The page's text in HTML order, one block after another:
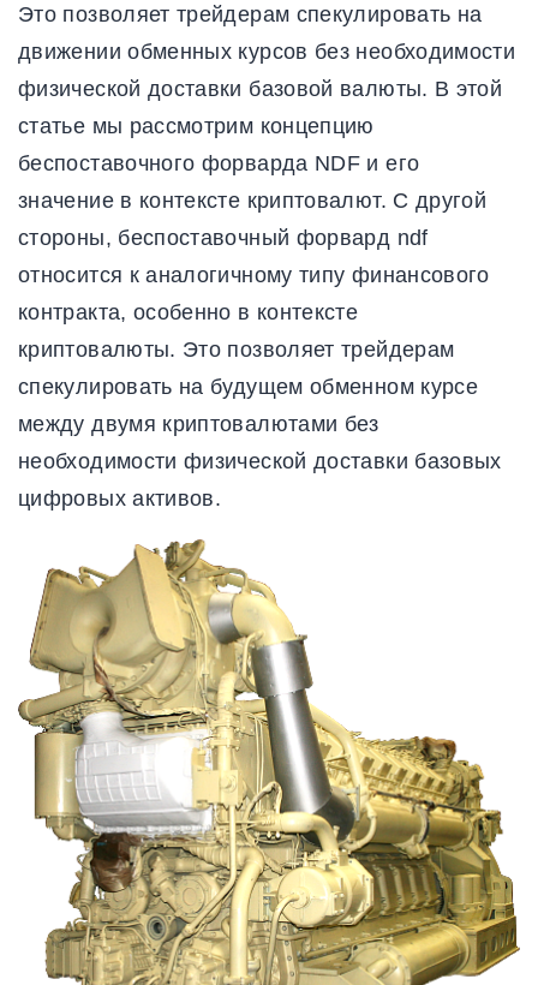
Это позволяет трейдерам спекулировать на
движении обменных курсов без необходимости
физической доставки базовой валюты. В этой
статье мы рассмотрим концепцию
беспоставочного форварда NDF и его
значение в контексте криптовалют. С другой
стороны, беспоставочный форвард ndf
относится к аналогичному типу финансового
контракта, особенно в контексте
криптовалюты. Это позволяет трейдерам
спекулировать на будущем обменном курсе
между двумя криптовалютами без
необходимости физической доставки базовых
цифровых активов.